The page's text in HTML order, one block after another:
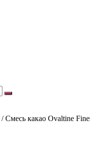
/ Смесь какао Ovaltine